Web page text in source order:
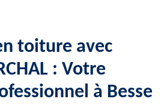
toiture avec
: Votre
à Besse